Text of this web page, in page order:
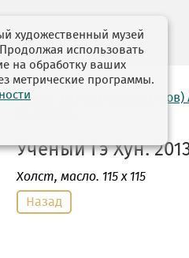
автор: Силов
Ученый Гэ Хун.
Холст, масло. 115 х 115
Назад
художественный музей
использовать
на обработку ваших
метрические программы.